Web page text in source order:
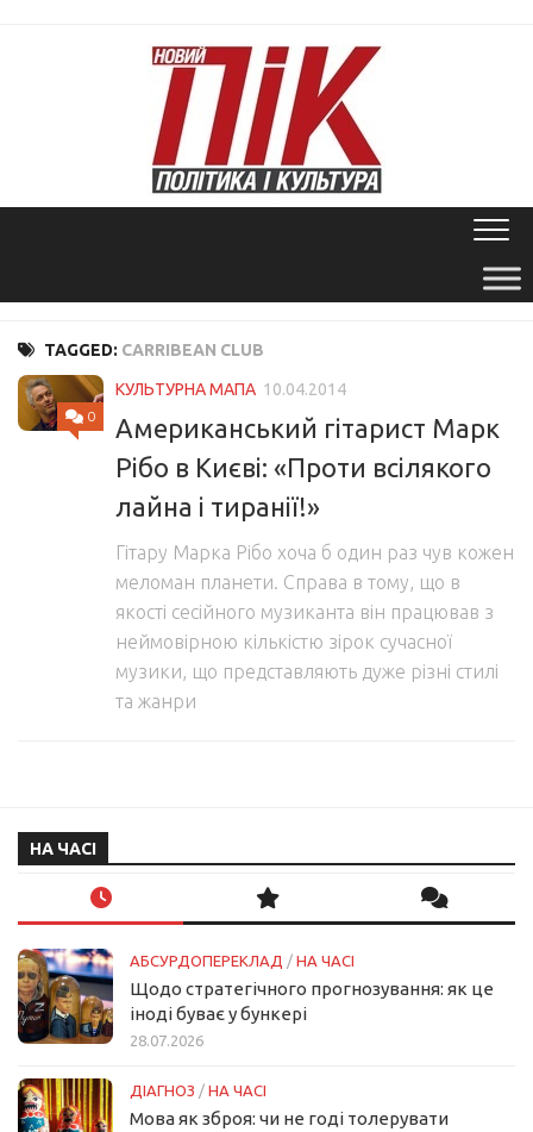
TAGGED: CARRIBEAN CLUB
0
КУЛЬТУРНА МАПА 10.04.2014
Американський гітарист Марк
Рібо в Києві: «Проти всілякого
лайна і тиранії!»
Гітару Марка Рібо хоча б один раз чув кожен
меломан планети. Справа в тому, що в
якості сесійного музиканта він працював з
неймовірною кількістю зірок сучасної
музики, що представляють дуже різні стилі
та жанри
НА ЧАСІ
АБСУРДОПЕРЕКЛАД / НА ЧАСІ
Щодо стратегічного прогнозування: як це
іноді буває у бункері
28.07.2026
ДІАГНОЗ / НА ЧАСІ
Мова як зброя: чи не годі толерувати